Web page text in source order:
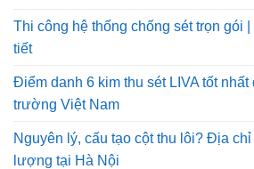
Thi công hệ thống chống sét trọn gói
tiết
Điểm danh 6 kim thu sét LIVA tốt
trường Việt Nam
Nguyên lý, cấu tạo cột thu lôi? Địa
lượng tại Hà Nội